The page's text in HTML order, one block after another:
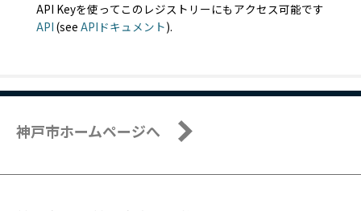
API Keyを使ってこのレジストリーにもアクセス可能です
API (see APIドキュメント).
神戸市ホームページへ